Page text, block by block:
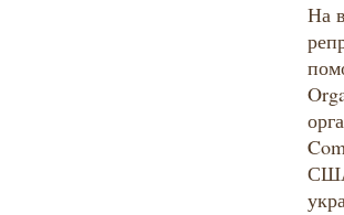
На